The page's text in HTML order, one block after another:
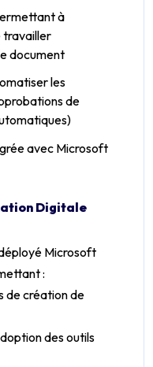
à
travailler
document
les
de
avec Microsoft
Digitale
Microsoft
:
de création de
des outils